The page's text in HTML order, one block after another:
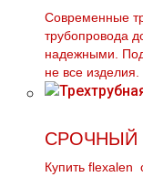
Современные
трубопровода
надежными.
не все изделия.
СРОЧНЫЙ
Купить flехalеn